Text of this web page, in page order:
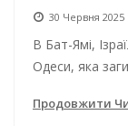
30 Червня 2025
В Бат-Ямі,
Одеси, яка
Продовжити